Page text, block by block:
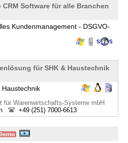
Software für alle Branchen
Kundenmanagement - DSGVO-
für SHK & Haustechnik
Haustechnik
für Warenwirtschafts-Systeme mbH
+49 (251) 7000-6613